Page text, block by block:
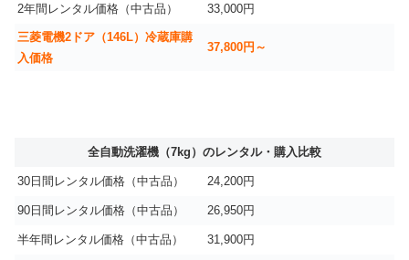
2年間レンタル価格（中古品） 33,000円
三菱電機2ドア（146L）冷蔵庫購
入価格
37,800円～
全自動洗濯機（7kg）のレンタル・購入比較
30日間レンタル価格（中古品） 24,200円
90日間レンタル価格（中古品） 26,950円
半年間レンタル価格（中古品） 31,900円